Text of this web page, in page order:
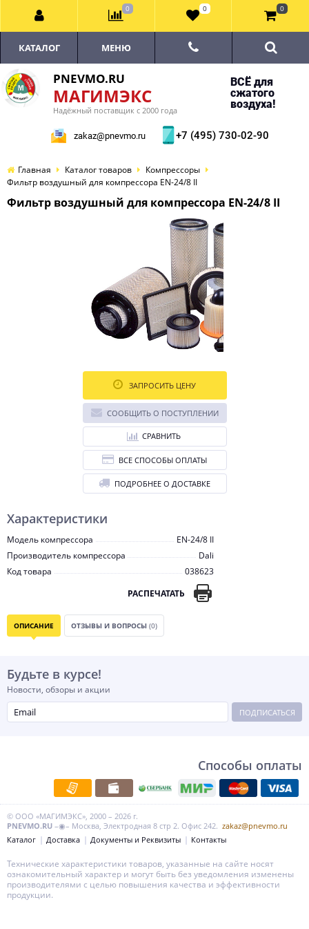
PNEVMO.RU
МАГИМЭКС
Надёжный поставщик с 2000 года
ВСЁ для
сжатого
воздуха!
zakaz@pnevmo.ru +7 (495) 730-02-90
КАТАЛОГ МЕНЮ
Главная Каталог товаров
Компрессоры
Фильтр воздушный для компрессора EN-24/8 II
Фильтр воздушный для компрессора EN-24/8 II
Характеристики
Модель компрессора
EN-24/8 II
Производитель компрессора
Dali
Код товара
038623
РАСПЕЧАТАТЬ
ЗАПРОСИТЬ ЦЕНУ
СООБЩИТЬ О ПОСТУПЛЕНИИ
СРАВНИТЬ
ВСЕ СПОСОБЫ ОПЛАТЫ
ПОДРОБНЕЕ О ДОСТАВКЕ
ОПИСАНИЕ ОТЗЫВЫ И ВОПРОСЫ (0)
Будьте в курсе!
Новости, обзоры и акции
ПОДПИСАТЬСЯ
Способы оплаты
© ООО «МАГИМЭКС», 2000 – 2026 г.
PNEVMO.RU –◉– Москва, Электродная 8 стр 2. Офис 242. zakaz@pnevmo.ru
Каталог
Доставка Документы и Реквизиты Контакты
0 0 0
Технические характеристики товаров, указанные на сайте носят
ознакомительный характер и могут быть без уведомления изменены
производителями с целью повышения качества и эффективности
продукции.